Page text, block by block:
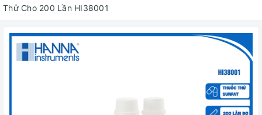
Thử Cho 200 Lần HI38001